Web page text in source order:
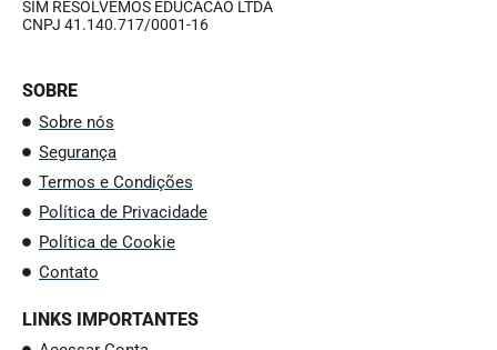
SIM RESOLVEMOS EDUCACAO LTDA
CNPJ 41.140.717/0001-16
SOBRE
Sobre nós
Segurança
Termos e Condições
Política de Privacidade
Política de Cookie
Contato
LINKS IMPORTANTES